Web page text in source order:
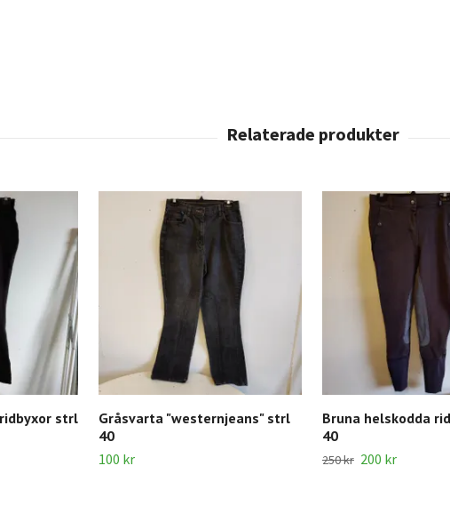
strl
Gråsvarta "westernjeans" strl
40
100 kr
Bruna helskodda
40
250 kr 200 kr